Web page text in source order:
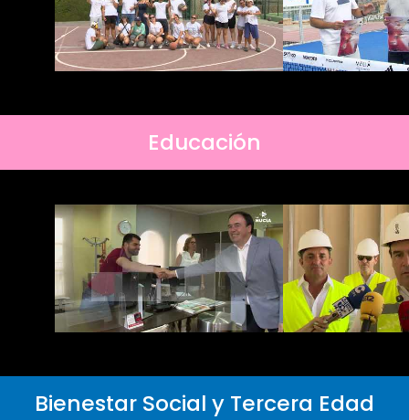
Educación
Bienestar Social y Tercera Edad